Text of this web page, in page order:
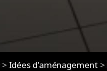
> Idées d'aménagement >